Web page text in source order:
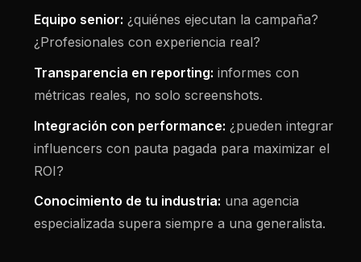
Equipo senior: ¿quiénes ejecutan la campaña?
¿Profesionales con experiencia real?
Transparencia en reporting: informes con
métricas reales, no solo screenshots.
Integración con performance: ¿pueden integrar
influencers con pauta pagada para maximizar el
ROI?
Conocimiento de tu industria: una agencia
especializada supera siempre a una generalista.